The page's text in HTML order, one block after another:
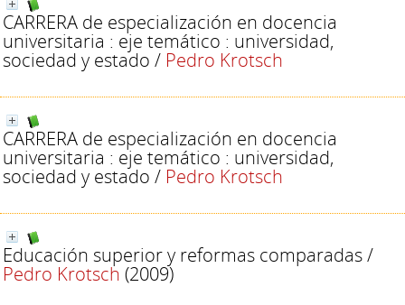
CARRERA de especialización en docencia
universitaria : eje temático : universidad,
sociedad y estado / Pedro Krotsch
CARRERA de especialización en docencia
universitaria : eje temático : universidad,
sociedad y estado / Pedro Krotsch
Educación superior y reformas comparadas/
Pedro Krotsch (2009)